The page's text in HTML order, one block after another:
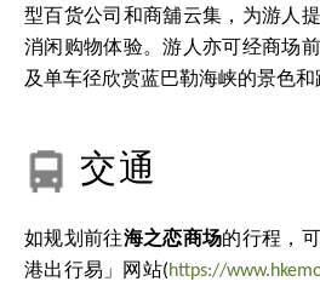
型百货公司和商舖云集，为游人
消闲购物体验。游人亦可经商场
及单车径欣赏蓝巴勒海峡的景色和
交通
如规划前往海之恋商场的行程，
港出行易」网站(https://